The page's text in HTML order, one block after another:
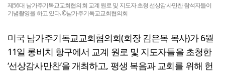
제56대 남가주기독교교회협의회 교계 원로 및 지도자 초청 선상감사만찬 참석자들이
기념촬영을 하고 있다. ©남가주기독교교회협의회
미국 남가주기독교교회협의회(회장 김은목 목사)가 6월
11일 롱비치 항구에서 교계 원로 및 지도자들을 초청한
‘선상감사만찬’을 개최하고, 평생 복음과 교회를 위해 헌